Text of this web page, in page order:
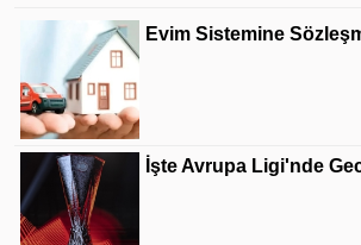
Evim Sistemine
İşte Avrupa Ligi'nde